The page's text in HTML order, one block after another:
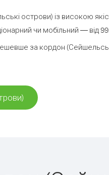
острови) із високою
чи мобільний — від
за кордон